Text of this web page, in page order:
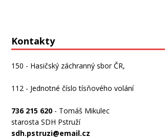
Kontakty
150 - Hasičský záchranný sbor ČR,
112 - Jednotné číslo tísňového volání
736 215 620 - Tomáš Mikulec
starosta SDH Pstruží
sdh.pstruzi@email.cz